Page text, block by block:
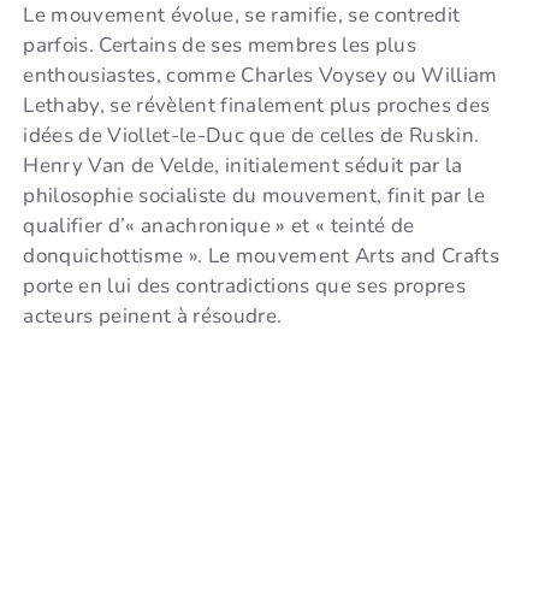
Le mouvement évolue, se ramifie, se contredit
parfois. Certains de ses membres les plus
enthousiastes, comme Charles Voysey ou William
Lethaby, se révèlent finalement plus proches des
idées de Viollet-le-Duc que de celles de Ruskin.
Henry Van de Velde, initialement séduit par la
philosophie socialiste du mouvement, finit par le
qualifier d’« anachronique » et « teinté de
donquichottisme ». Le mouvement Arts and Crafts
porte en lui des contradictions que ses propres
acteurs peinent à résoudre.